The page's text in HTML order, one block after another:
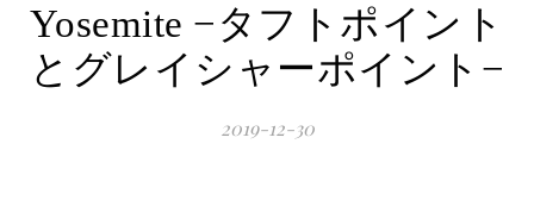
Yosemite −タフトポイント
とグレイシャーポイント−
2019-12-30